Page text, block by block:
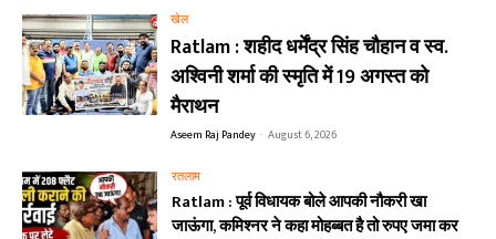
खेल
Ratlam : शहीद धर्मेंद्र सिंह चौहान व स्व.
अश्विनी शर्मा की स्मृति में 19 अगस्त को
मैराथन
Aseem Raj Pandey - August 6, 2026
रतलाम
Ratlam : पूर्व विधायक बोले आपकी नौकरी खा
जाऊंगा, कमिश्नर ने कहा मोहब्बत है तो रुपए जमा कर